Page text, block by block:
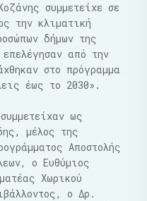
συμμετείχε σε
την κλιματική
δήμων της
από την
στο πρόγραμμα
έως το 2030».
ως
μέλος της
Αποστολής
ο Ευθύμιος
Χωρικού
ο Δρ.